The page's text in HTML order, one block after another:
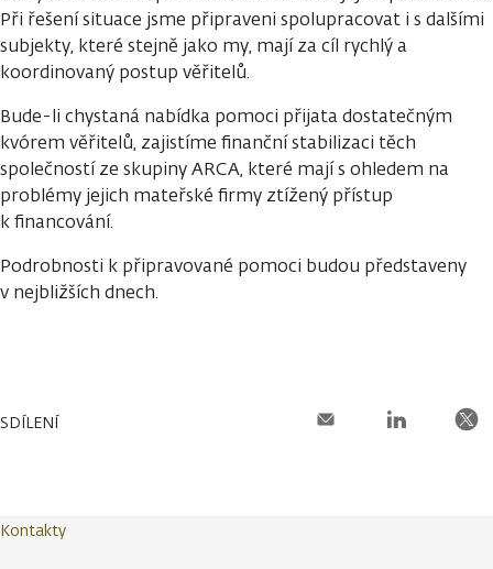
Při řešení situace jsme připraveni spolupracovat i s dalšími
subjekty, které stejně jako my, mají za cíl rychlý a
koordinovaný postup věřitelů.
Bude-li chystaná nabídka pomoci přijata dostatečným
kvórem věřitelů, zajistíme finanční stabilizaci těch
společností ze skupiny ARCA, které mají s ohledem na
problémy jejich mateřské firmy ztížený přístup
k financování.
Podrobnosti k připravované pomoci budou představeny
v nejbližších dnech.
SDÍLENÍ
Kontakty